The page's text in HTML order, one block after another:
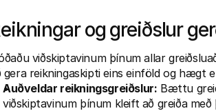
og greiðslur
viðskiptavinum þínum allar
gera reikningaskipti eins einföld og hægt
Auðveldar reikningsgreiðslur: Bættu
viðskiptavinum þínum kleift að greiða með